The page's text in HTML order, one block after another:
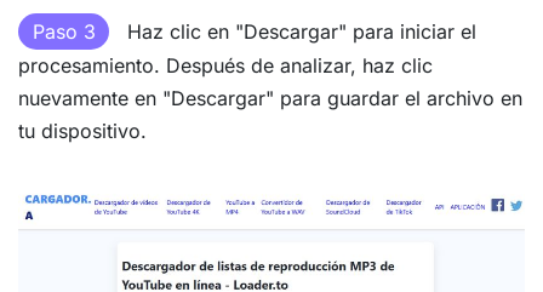
Paso 3
Haz clic en "Descargar" para iniciar el
procesamiento. Después de analizar, haz clic
nuevamente en "Descargar" para guardar el archivo en
tu dispositivo.